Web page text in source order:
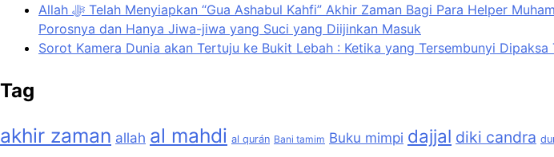
Allah ﷻ Telah Menyiapkan “Gua Ashabul Kahfi” Akhir Zaman Bagi Para Helper Muhammad Qasim, Kuncinya di Tangan Muhammad Qasim, Dengan 7 Tokoh Inti Sebagai
Porosnya dan Hanya Jiwa-jiwa yang Suci yang Diijinkan Masuk
Sorot Kamera Dunia akan Tertuju ke Bukit Lebah : Ketika yang Tersembunyi
Tag
akhir zaman allah al mahdi al qurán Bani tamim Buku mimpi dajjal diki candra